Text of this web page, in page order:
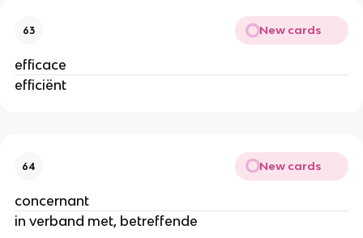
63 New cards
efficace
efficiënt
64 New cards
concernant
in verband met, betreffende